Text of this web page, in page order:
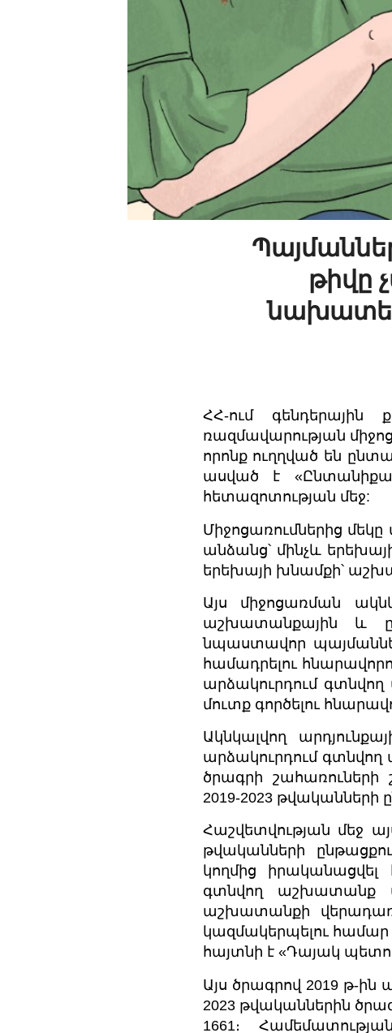
թիվը
ՀՀ-ում գենդերային
ռազմավարության
որոնք ուղղված են
ասված է
հետազոտության մեջ:
Միջոցառումներից
անձանց՝ մինչև
երեխայի խնամքի՝
Այս միջոցառման
աշխատանքային և
նպաստավոր
համադրելու
արձակուրդում
մուտք գործելու
Ակնկալվող
արձակուրդում
ծրագրի շահառուների
2019-2023 թվականների
Հաշվետվության մեջ
թվականների
կողմից
գտնվող աշխատանք
աշխատանքի
կազմակերպելու համար
հայտնի է «Դայակ
Այս ծրագրով 2019 թ-ին
2023 թվականներին
1661։